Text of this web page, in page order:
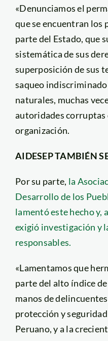
«Denunciamos el
que se encuentran los
parte del Estado, que
sistemática de sus
superposición de sus
saqueo indiscriminado
naturales, muchas
autoridades corruptas
organización.
AIDESEP TAMBIÉN
Por su parte, la
Desarrollo de los
lamentó este hecho y,
exigió investigación y
responsables.
«Lamentamos que
parte del alto índice
manos de
protección y
Peruano, y a la